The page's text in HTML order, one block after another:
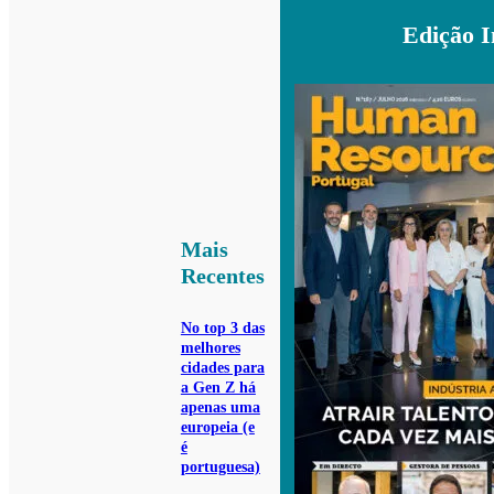
Mais
Recentes
No top 3 das
melhores
cidades para
a Gen Z há
apenas uma
europeia (e
é
portuguesa)
Edição